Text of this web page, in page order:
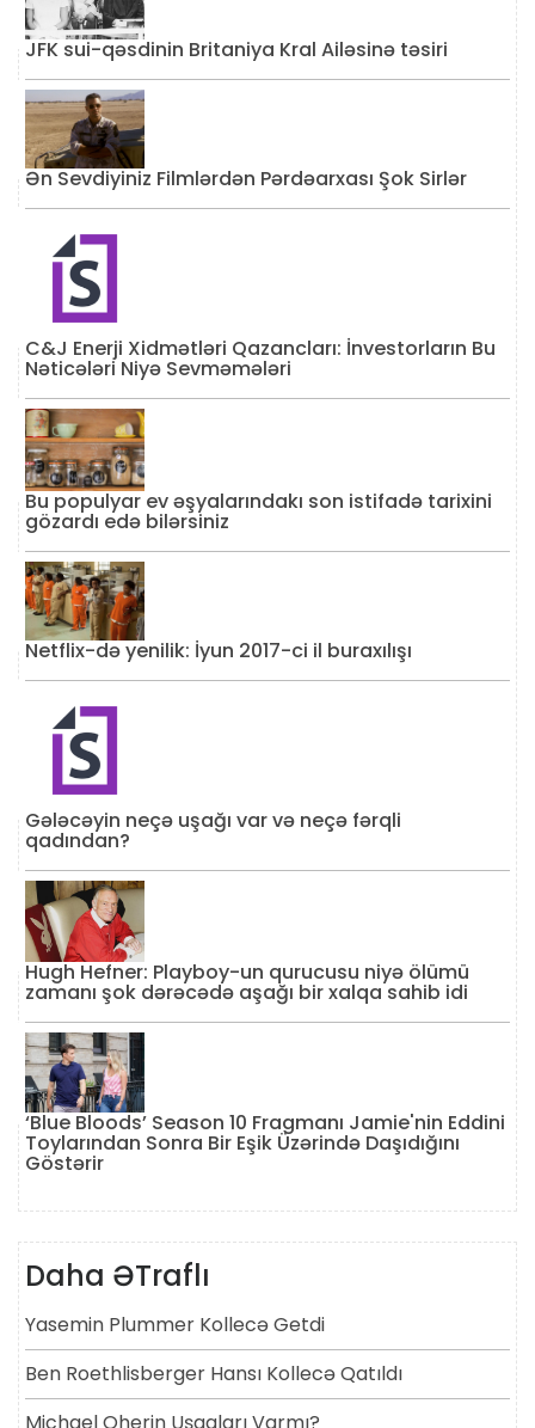
JFK sui-qəsdinin Britaniya Kral Ailəsinə təsiri
Ən Sevdiyiniz Filmlərdən Pərdəarxası Şok Sirlər
C&J Enerji Xidmətləri Qazancları: İnvestorların Bu
Nəticələri Niyə Sevməmələri
Bu populyar ev əşyalarındakı son istifadə tarixini
gözardı edə bilərsiniz
Netflix-də yenilik: İyun 2017-ci il buraxılışı
Gələcəyin neçə uşağı var və neçə fərqli
qadından?
Hugh Hefner: Playboy-un qurucusu niyə ölümü
zamanı şok dərəcədə aşağı bir xalqa sahib idi
‘Blue Bloods’ Season 10 Fragmanı Jamie'nin Eddini
Toylarından Sonra Bir Eşik Üzərində Daşıdığını
Göstərir
Daha ƏTraflı
Yasemin Plummer Kollecə Getdi
Ben Roethlisberger Hansı Kollecə Qatıldı
Michael Oherin Uşaqları Varmı?